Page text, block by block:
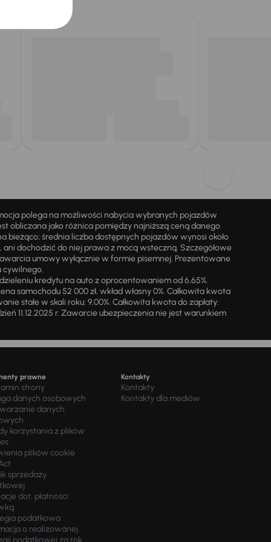
polega na możliwości nabycia wybranych pojazdów
obliczana jako różnica pomiędzy najniższą ceną danego
bieżąco; średnia liczba dostępnych pojazdów wynosi około
dochodzić do niej prawa z mocą wsteczną. Szczegółowe
umowy wyłącznie w formie pisemnej. Prezentowane
cywilnego.
kredytu na auto z oprocentowaniem od 6,65%.
samochodu 52 000 zł, wkład własny 0%. Całkowita kwota
stałe w skali roku: 9,00%. Całkowita kwota do zapłaty:
11.12.2025 r. Zawarcie ubezpieczenia nie jest warunkiem
prawne
strony
danych osobowych
danych
korzystania z plików
plików cookie
sprzedaży
dot. płatności
podatkowa
o realizowanej
podatkowej za rok
Kontakty
Kontakty
Kontakty dla mediów